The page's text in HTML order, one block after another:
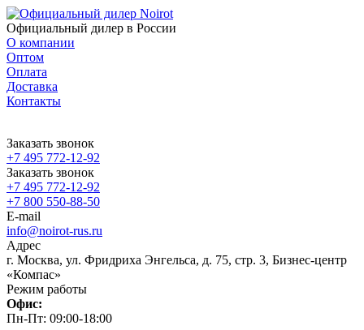
Официальный дилер в России
О компании
Оптом
Оплата
Доставка
Контакты
Заказать звонок
+7 495 772-12-92
Заказать звонок
+7 495 772-12-92
+7 800 550-88-50
E-mail
info@noirot-rus.ru
Адрес
г. Москва, ул. Фридриха Энгельса, д. 75, стр. 3, Бизнес-центр
«Компас»
Режим работы
Офис:
Пн-Пт: 09:00-18:00